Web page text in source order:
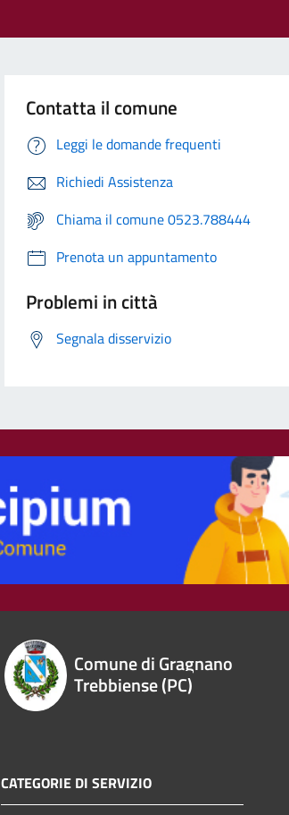
Contatta il comune
Leggi le domande frequenti
Richiedi Assistenza
Chiama il comune 0523.788444
Prenota un appuntamento
Problemi in città
Segnala disservizio
Comune di Gragnano
Trebbiense (PC)
CATEGORIE DI SERVIZIO